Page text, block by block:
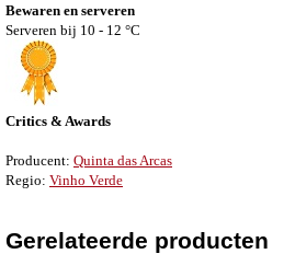
Bewaren en serveren
Serveren bij 10 - 12 °C
Critics & Awards
Producent: Quinta das Arcas
Regio: Vinho Verde
Gerelateerde producten